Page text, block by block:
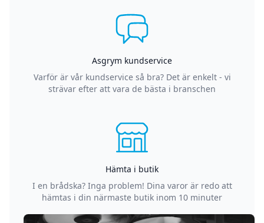
Asgrym kundservice
Varför är vår kundservice så bra? Det är enkelt - vi
strävar efter att vara de bästa i branschen
Hämta i butik
I en brådska? Inga problem! Dina varor är redo att
hämtas i din närmaste butik inom 10 minuter